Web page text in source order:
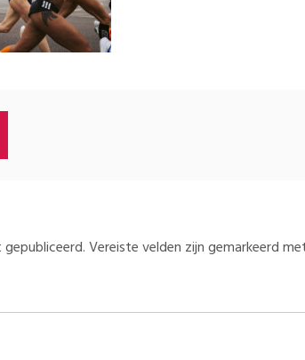
Vereiste velden zijn gemarkeerd